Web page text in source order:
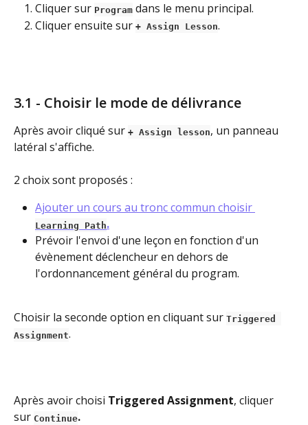
Cliquer sur Program dans le menu principal.
Cliquer ensuite sur + Assign Lesson.
3.1 - Choisir le mode de délivrance
Après avoir cliqué sur + Assign lesson, un panneau
latéral s'affiche.
2 choix sont proposés :
Ajouter un cours au tronc commun choisir
Learning Path.
Prévoir l'envoi d'une leçon en fonction d'un
évènement déclencheur en dehors de
l'ordonnancement général du program.
Choisir la seconde option en cliquant sur Triggered
Assignment.
Après avoir choisi Triggered Assignment, cliquer
sur Continue.